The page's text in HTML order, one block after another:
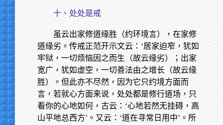
十、处处是戒
虽云出家修道缘胜（约环境言），在家修
道缘劣。传戒正范开示文云：‘居家迫窄，犹如
牢狱，一切烦恼因之而生（故云缘劣）；出家
宽广，犹如虚空，一切善法由之增长（故云缘
胜）。但此亦不尽然，因为它只约境方面而
言，若就心方面来说，处处都是修行道场，只
看你的心地如何，古云：‘心地若然无挂碍，高
山平地总西方’。又云：‘道在寻常日用中’。所